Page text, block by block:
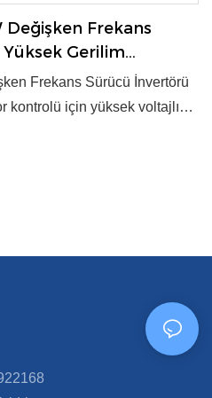
Değişken Frekans
Gerilim
Frekans Sürücü İnvertörü
kontrolü için yüksek voltajlı
3,3kV ● Güç: 200~8000kW
OEM/ODM: Evet ● Tedarik